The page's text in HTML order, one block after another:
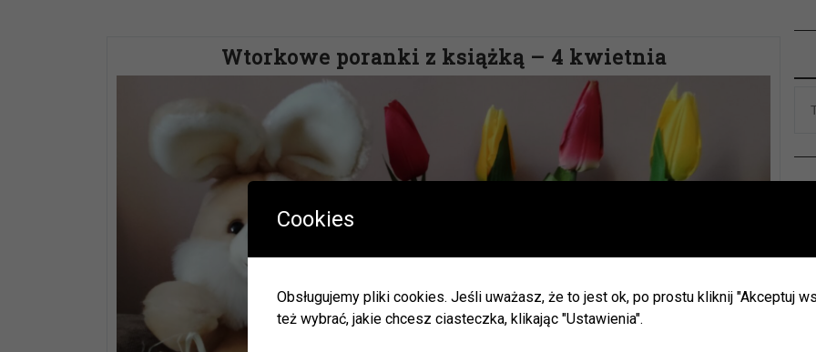
Wtorkowe poranki z książką – 4 kwietnia
Ważna informacja!
W okresie wakacji biblioteki w Olszynie i w Hadrze oraz oddział dla
Zapraszamy do naszych placówek w Herbach (ul. Lubliniecka) i w
W związku z zaplanowanymi urlopami pracowników godziny otwarcia
Cookies
Obsługujemy pliki cookies. Jeśli uważasz, że to jest ok, po prostu kliknij "Akceptuj
też wybrać, jakie chcesz ciasteczka, klikając "Ustawienia".